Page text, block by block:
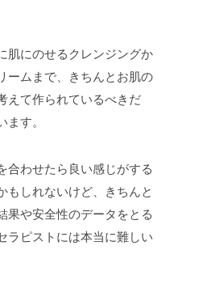
肌にのせるクレンジングか
ームまで、きちんとお肌の
えて作られているべきだ
ます。
合わせたら良い感じがする
もしれないけど、きちんと
果や安全性のデータをとる
ラピストには本当に難しい